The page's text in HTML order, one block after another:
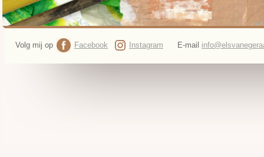
Volg mij op Facebook Instagram E-mail